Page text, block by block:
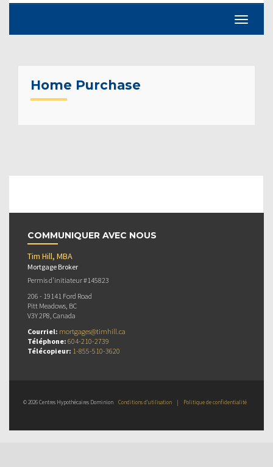
Home Purchase
COMMUNIQUER AVEC NOUS
Tim Hill, MBA
Mortgage Broker
Permis d’initiateur #145823
206 - 19141 Ford Road
Pitt Meadows, BC
V3Y 2P8, Canada
Courriel: mortgages@timhill.ca
Téléphone: 604-210-2739
Télécopieur: 1-855-510-3620
© 2026 Centres Hypothécaires Dominion Conditions d’utilisation | Politique de confidentialité